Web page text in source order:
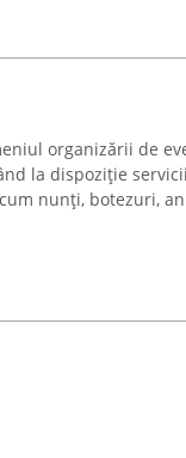
organizării de
la dispoziție
nunți, botezuri,